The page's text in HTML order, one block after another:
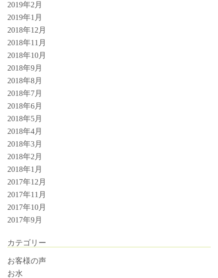
2019年2月
2019年1月
2018年12月
2018年11月
2018年10月
2018年9月
2018年8月
2018年7月
2018年6月
2018年5月
2018年4月
2018年3月
2018年2月
2018年1月
2017年12月
2017年11月
2017年10月
2017年9月
カテゴリー
お客様の声
お水